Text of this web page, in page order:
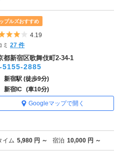
プルズおすすめ
5つ星のうち4
4.19
ミ27 件
都新宿区歌舞伎町2-34-1
5155-2885
新宿駅 (徒歩9分)
新宿IC (車10分)
Googleマップで開く
イム 5,980 円 ～ 宿泊 10,000 円 ～